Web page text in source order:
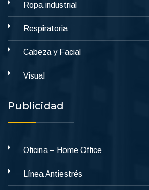
Ropa industrial
Respiratoria
Cabeza y Facial
Visual
Publicidad
Oficina – Home Office
Línea Antiestrés